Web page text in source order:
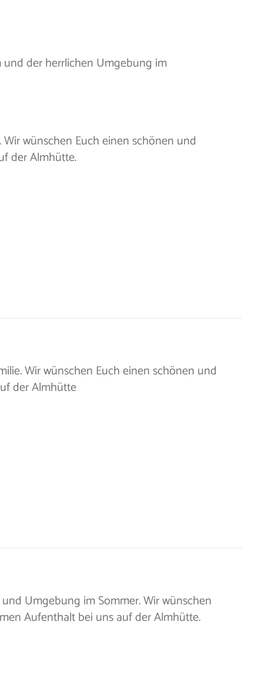
und der herrlichen Umgebung im
wünschen Euch einen schönen und
der Almhütte.
Wir wünschen Euch einen schönen und
der Almhütte.
Umgebung im Sommer. Wir wünschen
Aufenthalt bei uns auf der Almhütte.